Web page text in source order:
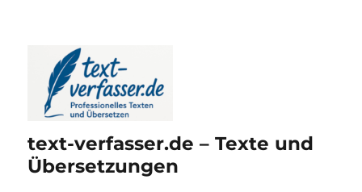
text-verfasser.de – Texte und
Übersetzungen